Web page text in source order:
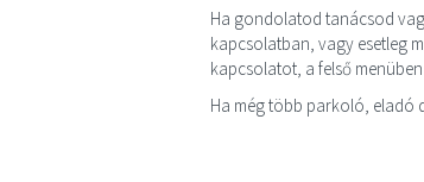
Ha gondolatod tanácsod
kapcsolatban, vagy esetleg
kapcsolatot, a felső
Ha még több parkoló, eladó